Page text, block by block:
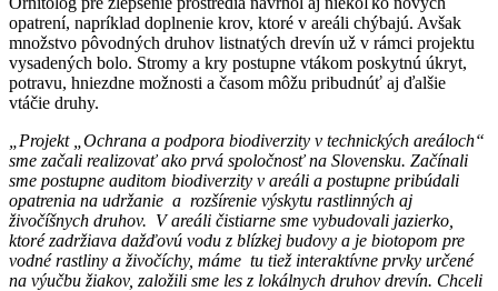
opatrení, napríklad doplnenie krov, ktoré v areáli chýbajú. Avšak
množstvo pôvodných druhov listnatých drevín už v rámci projektu
vysadených bolo. Stromy a kry postupne vtákom poskytnú úkryt,
potravu, hniezdne možnosti a časom môžu pribudnúť aj ďalšie
vtáčie druhy.
„Projekt „Ochrana a podpora biodiverzity v technických areáloch“
sme začali realizovať ako prvá spoločnosť na Slovensku. Začínali
sme postupne auditom biodiverzity v areáli a postupne pribúdali
opatrenia na udržanie a rozšírenie výskytu rastlinných aj
živočíšnych druhov. V areáli čistiarne sme vybudovali jazierko,
ktoré zadržiava dažďovú vodu z blízkej budovy a je biotopom pre
vodné rastliny a živočíchy, máme tu tiež interaktívne prvky určené
na výučbu žiakov, založili sme les z lokálnych druhov drevín. Chceli